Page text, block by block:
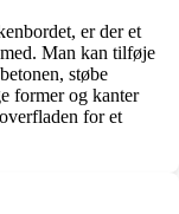
er der et
Man kan tilføje
støbe
former og kanter
for et